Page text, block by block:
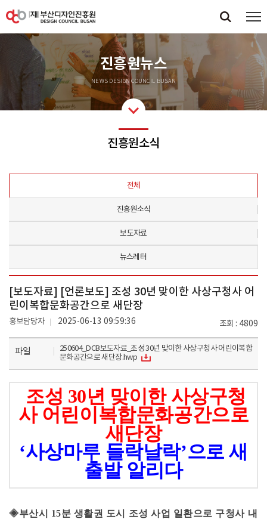
진흥원뉴스
NEWS DESIGN COUNCIL BUSAN
진흥원소식
전체
진흥원소식
보도자료
뉴스레터
[보도자료] [언론보도] 조성 30년 맞이한 사상구청사 어
린이복합문화공간으로 새단장
조회 4809
홍보담당자 2025-06-13 09:59:36
파일
250604_DCB보도자료_조성 30년 맞이한 사상구청사 어린이복합
문화공간으로 새단장.hwp
조성 30년 맞이한 사상구청
사 어린이복합문화공간으로
새단장
‘사상마루 들락날락’으로 새
출발 알리다
◈부산시 15분 생활권 도시 조성 사업 일환으로 구청사 내